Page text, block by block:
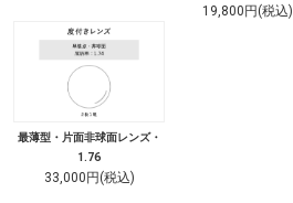
19,800円(税込)
最薄型・片面非球面レンズ・
1.76
33,000円(税込)